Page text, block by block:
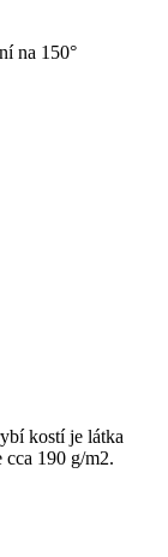
kostí je látka
cca 190 g/m2.